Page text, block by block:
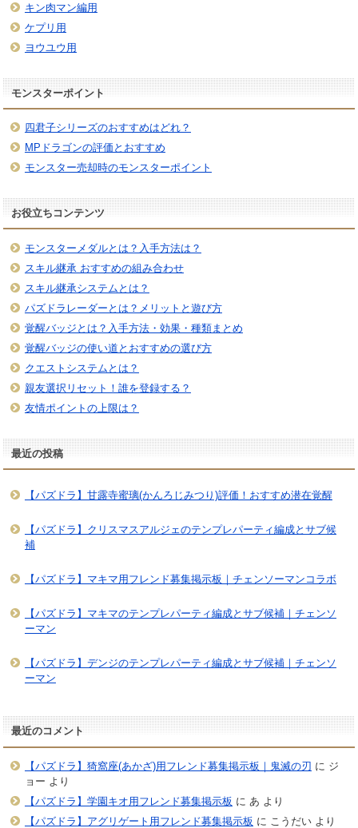
キン肉マン編用
ケプリ用
ヨウユウ用
モンスターポイント
四君子シリーズのおすすめはどれ？
MPドラゴンの評価とおすすめ
モンスター売却時のモンスターポイント
お役立ちコンテンツ
モンスターメダルとは？入手方法は？
スキル継承 おすすめの組み合わせ
スキル継承システムとは？
パズドラレーダーとは？メリットと遊び方
覚醒バッジとは？入手方法・効果・種類まとめ
覚醒バッジの使い道とおすすめの選び方
クエストシステムとは？
親友選択リセット！誰を登録する？
友情ポイントの上限は？
最近の投稿
【パズドラ】甘露寺蜜璃(かんろじみつり)評価！おすすめ潜在覚醒
【パズドラ】クリスマスアルジェのテンプレパーティ編成とサブ候
補
【パズドラ】マキマ用フレンド募集掲示板｜チェンソーマンコラボ
【パズドラ】マキマのテンプレパーティ編成とサブ候補｜チェンソ
ーマン
【パズドラ】デンジのテンプレパーティ編成とサブ候補｜チェンソ
ーマン
最近のコメント
【パズドラ】猗窩座(あかざ)用フレンド募集掲示板｜鬼滅の刃 に ジ
ョー より
【パズドラ】学園キオ用フレンド募集掲示板 に あ より
【パズドラ】アグリゲート用フレンド募集掲示板 に こうだいより